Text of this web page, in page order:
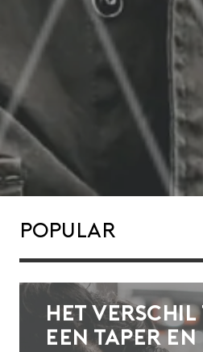
Popular
Het verschil
een taper en